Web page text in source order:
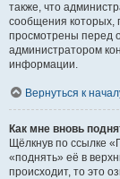
также, что
сообщения которых,
просмотрены перед
администратором
информации.
Вернуться к
Как мне вновь
Щёлкнув по ссылке
«поднять» её в
происходит, то это